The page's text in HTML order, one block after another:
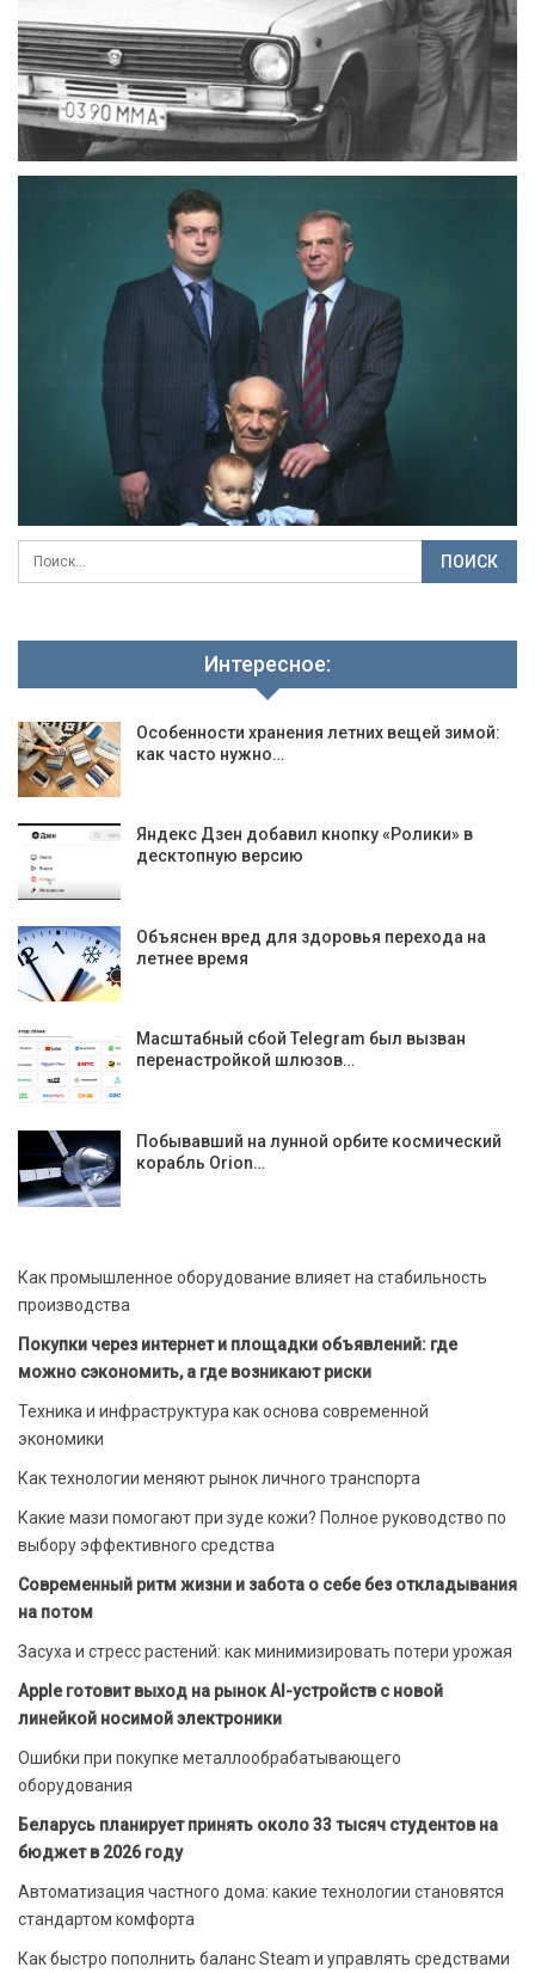
Интересное:
Особенности хранения летних вещей зимой:
как часто нужно…
Яндекс Дзен добавил кнопку «Ролики» в
десктопную версию
Объяснен вред для здоровья перехода на
летнее время
Масштабный сбой Telegram был вызван
перенастройкой шлюзов…
Побывавший на лунной орбите космический
корабль Orion…
Как промышленное оборудование влияет на стабильность
производства
Покупки через интернет и площадки объявлений: где
можно сэкономить, а где возникают риски
Техника и инфраструктура как основа современной
экономики
Как технологии меняют рынок личного транспорта
Какие мази помогают при зуде кожи? Полное руководство по
выбору эффективного средства
Современный ритм жизни и забота о себе без откладывания
на потом
Засуха и стресс растений: как минимизировать потери урожая
Apple готовит выход на рынок AI-устройств с новой
линейкой носимой электроники
Ошибки при покупке металлообрабатывающего
оборудования
Беларусь планирует принять около 33 тысяч студентов на
бюджет в 2026 году
Автоматизация частного дома: какие технологии становятся
стандартом комфорта
Как быстро пополнить баланс Steam и управлять средствами